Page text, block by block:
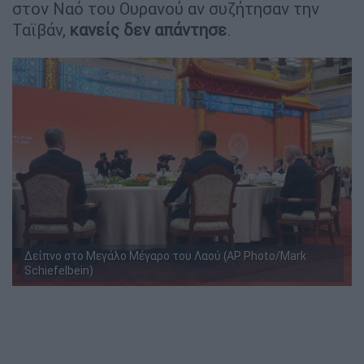
στον Ναό του Ουρανού αν συζήτησαν την
Ταϊβάν, κανείς δεν απάντησε.
Δείπνο στο Μεγάλο Μέγαρο του Λαού (AP Photo/Mark
Schiefelbein)